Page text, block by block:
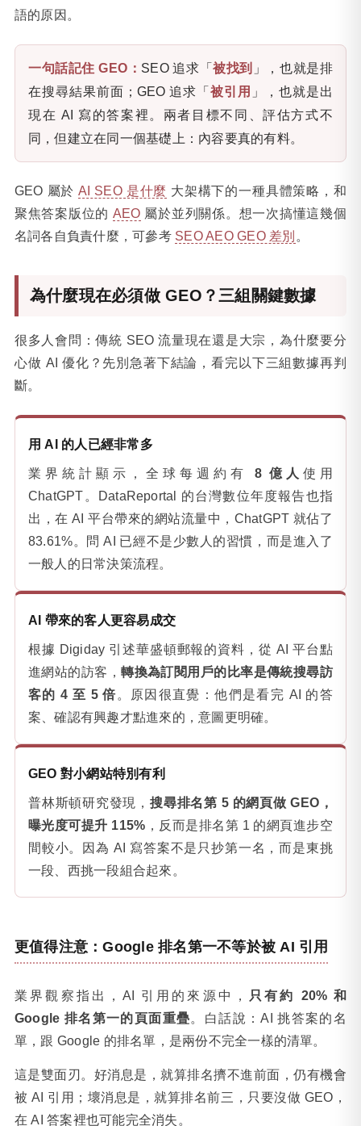
語的原因。
一句話記住 GEO： SEO 追求「被找到 」，也就是排
在搜尋結果前面；GEO 追求「被引用 」，也就是出
現在 AI 寫的答案裡。兩者目標不同、評估方式不
同，但建立在同一個基礎上：內容要真的有料。
GEO 屬於 AI SEO 是什麼 大架構下的一種具體策略，和
聚焦答案版位的 AEO 屬於並列關係。想一次搞懂這幾個
名詞各自負責什麼，可參考 SEO AEO GEO 差別 。
為什麼現在必須做 GEO？三組關鍵數據
很多人會問：傳統 SEO 流量現在還是大宗，為什麼要分
心做 AI 優化？先別急著下結論，看完以下三組數據再判
斷。
用 AI 的人已經非常多
業界統計顯示，全球每週約有 8 億人 使用
ChatGPT。DataReportal 的台灣數位年度報告也指
出，在 AI 平台帶來的網站流量中，ChatGPT 就佔了
83.61%。問 AI 已經不是少數人的習慣，而是進入了
一般人的日常決策流程。
AI 帶來的客人更容易成交
根據 Digiday 引述華盛頓郵報的資料，從 AI 平台點
進網站的訪客，轉換為訂閱用戶的比率是傳統搜尋訪
客的 4 至 5 倍。原因很直覺：他們是看完 AI 的答
案、確認有興趣才點進來的，意圖更明確。
GEO 對小網站特別有利
普林斯頓研究發現， 搜尋排名第 5 的網頁做 GEO，
曝光度可提升 115% ，反而是排名第 1 的網頁進步空
間較小。因為 AI 寫答案不是只抄第一名，而是東挑
一段、西挑一段組合起來。
更值得注意：Google 排名第一不等於被 AI 引用
業界觀察指出，AI 引用的來源中，
只有約 20% 和
Google 排名第一的頁面重疊。白話說：AI 挑答案的名
單，跟 Google 的排名單，是兩份不完全一樣的清單。
這是雙面刃。好消息是，就算排名擠不進前面，仍有機會
被 AI 引用；壞消息是，就算排名前三，只要沒做 GEO，
在 AI 答案裡也可能完全消失。